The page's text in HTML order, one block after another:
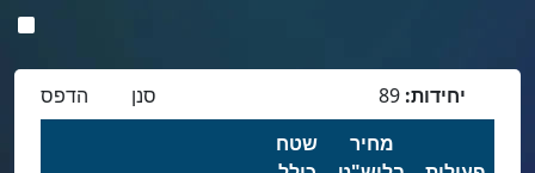
יחידות: 89 סנן הדפס
מחיר
שטח